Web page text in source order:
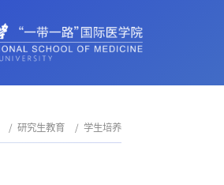
研究生教育 学生培养